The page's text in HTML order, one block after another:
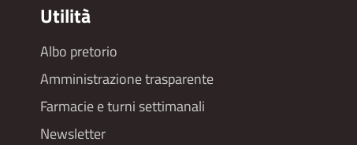
Utilità
Footer
menu
Albo pretorio
Amministrazione trasparente
Farmacie e turni settimanali
Newsletter